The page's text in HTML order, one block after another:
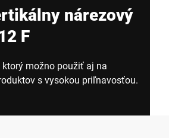
nárezový
F
ktorý možno použiť aj na
s vysokou priľnavosťou.